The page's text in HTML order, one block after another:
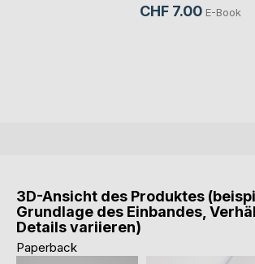
CHF 7.00 E-Book
3D-Ansicht des Produktes
Grundlage des Einbandes,
Details variieren)
Paperback